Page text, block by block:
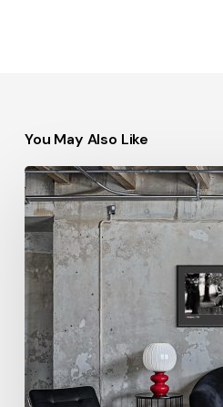
You May Also Like
Podcast:
Ver
para
otros